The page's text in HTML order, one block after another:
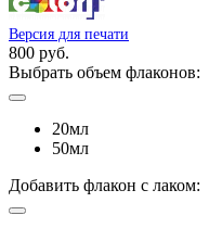
Версия для печати
800 руб.
Выбрать объем флаконов:
20мл
50мл
Добавить флакон с лаком: